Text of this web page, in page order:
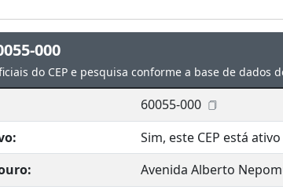
000
do CEP e pesquisa conforme a base de dados
60055-000
Sim, este CEP está ativo
Avenida Alberto